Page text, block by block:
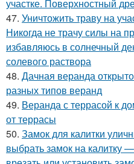
участке. Поверхностный
47. Уничтожить траву на
Никогда не трачу силы на
избавляюсь в солнечный
солевого раствора
48. Дачная веранда
разных типов веранд
49. Веранда с террасой к
от террасы
50. Замок для калитки
выбрать замок на калитку